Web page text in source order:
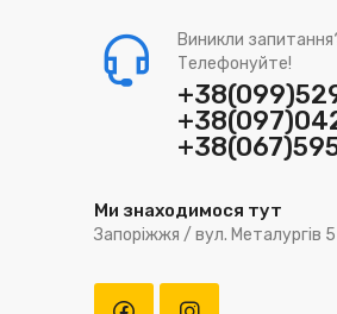
Виникли
Телефонуйте!
Ми знаходимося тут
Запоріжжя / вул. Металургів 5